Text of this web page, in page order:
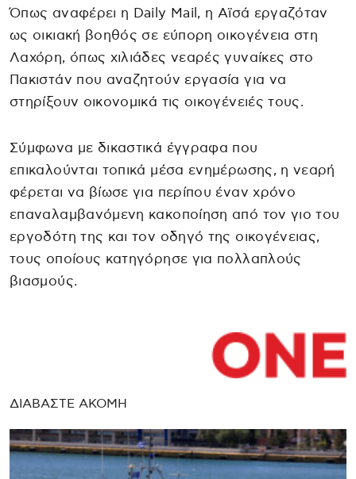
Όπως αναφέρει η Daily Mail, η Αϊσά εργαζόταν
ως οικιακή βοηθός σε εύπορη οικογένεια στη
Λαχόρη, όπως χιλιάδες νεαρές γυναίκες στο
Πακιστάν που αναζητούν εργασία για να
στηρίξουν οικονομικά τις οικογένειές τους.
Σύμφωνα με δικαστικά έγγραφα που
επικαλούνται τοπικά μέσα ενημέρωσης, η νεαρή
φέρεται να βίωσε για περίπου έναν χρόνο
επαναλαμβανόμενη κακοποίηση από τον γιο του
εργοδότη της και τον οδηγό της οικογένειας,
τους οποίους κατηγόρησε για πολλαπλούς
βιασμούς.
ΔΙΑΒΑΣΤΕ ΑΚΟΜΗ